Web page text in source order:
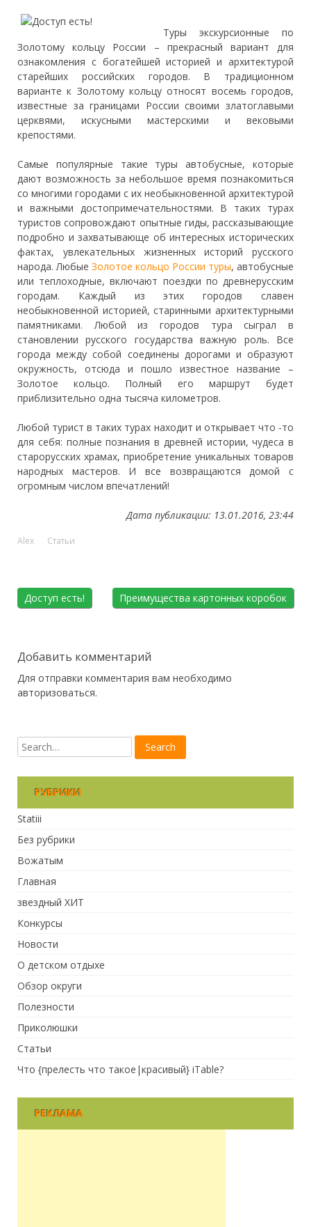
Туры экскурсионные по
Золотому кольцу России – прекрасный вариант для
ознакомления с богатейшей историей и архитектурой
старейших российских городов. В традиционном
варианте к Золотому кольцу относят восемь городов,
известные за границами России своими златоглавыми
церквями, искусными мастерскими и вековыми
крепостями.
Самые популярные такие туры автобусные, которые
дают возможность за небольшое время познакомиться
со многими городами с их необыкновенной архитектурой
и важными достопримечательностями. В таких турах
туристов сопровождают опытные гиды, рассказывающие
подробно и захватывающе об интересных исторических
фактах, увлекательных жизненных историй русского
народа. Любые Золотое кольцо России туры, автобусные
или теплоходные, включают поездки по древнерусским
городам. Каждый из этих городов славен
необыкновенной историей, старинными архитектурными
памятниками. Любой из городов тура сыграл в
становлении русского государства важную роль. Все
города между собой соединены дорогами и образуют
окружность, отсюда и пошло известное название –
Золотое кольцо. Полный его маршрут будет
приблизительно одна тысяча километров.
Любой турист в таких турах находит и открывает что -то
для себя: полные познания в древней истории, чудеса в
старорусских храмах, приобретение уникальных товаров
народных мастеров. И все возвращаются домой с
огромным числом впечатлений!
Дата публикации: 13.01.2016, 23:44
Alex Статьи
Доступ есть! Преимущества картонных коробок
Добавить комментарий
Для отправки комментария вам необходимо
авторизоваться.
РУБРИКИ
Statiii
Без рубрики
Вожатым
Главная
звездный ХИТ
Конкурсы
Новости
О детском отдыхе
Обзор округи
Полезности
Приколюшки
Статьи
Что {прелесть что такое|красивый} iTable?
РЕКЛАМА